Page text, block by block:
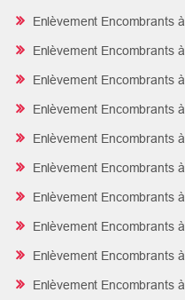
Enlèvement Encombrants
Enlèvement Encombrants
Enlèvement Encombrants
Enlèvement Encombrants
Enlèvement Encombrants
Enlèvement Encombrants
Enlèvement Encombrants
Enlèvement Encombrants
Enlèvement Encombrants
Enlèvement Encombrants